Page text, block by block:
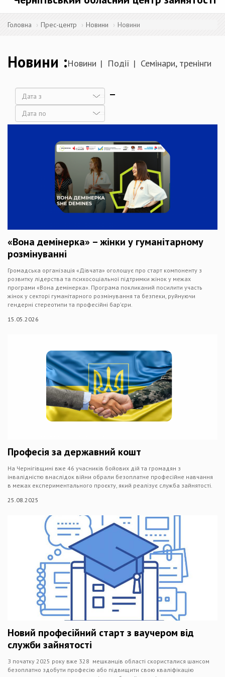
Головна Прес-центр Новини Новини
Новини Новини Події Семінари, тренінги
Дата
Дата
«Вона демінерка» – жінки у гуманітарному
розмінуванні
Громадська організація «Дівчата» оголошує про старт компоненту з
розвитку лідерства та психосоціальної підтримки жінок у межах
програми «Вона демінерка». Програма покликаний посилити участь
жінок у секторі гуманітарного розмінування та безпеки, руйнуючи
гендерні стереотипи та професійні бар’єри.
15.05.2026
Професія за державний кошт
На Чернігівщині вже 46 учасників бойових дій та громадян з
інвалідністю внаслідок війни обрали безоплатне професійне навчання
в межах експериментального проєкту, який реалізує служба зайнятості.
25.08.2025
Новий професійний старт з ваучером від
служби зайнятості
З початку 2025 року вже 328 мешканців області скористалися шансом
безоплатно здобути професію або підвищити свою кваліфікацію